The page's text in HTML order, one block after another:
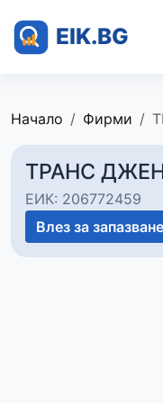
Начало Фирми
ТРАНС
ЕИК: 206772459
Влез за запазване